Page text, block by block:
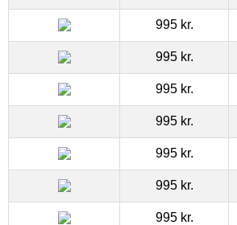
995 kr.
995 kr.
995 kr.
995 kr.
995 kr.
995 kr.
995 kr.